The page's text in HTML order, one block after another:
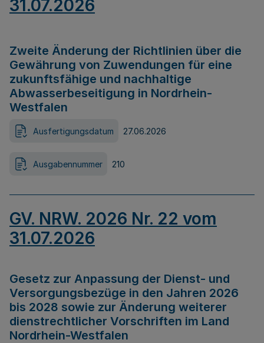
31.07.2026
Zweite Änderung der Richtlinien über die
Gewährung von Zuwendungen für eine
zukunftsfähige und nachhaltige
Abwasserbeseitigung in Nordrhein-
Westfalen
Ausfertigungsdatum 27.06.2026
Ausgabennummer 210
GV. NRW. 2026 Nr. 22 vom
31.07.2026
Gesetz zur Anpassung der Dienst- und
Versorgungsbezüge in den Jahren 2026
bis 2028 sowie zur Änderung weiterer
dienstrechtlicher Vorschriften im Land
Nordrhein-Westfalen